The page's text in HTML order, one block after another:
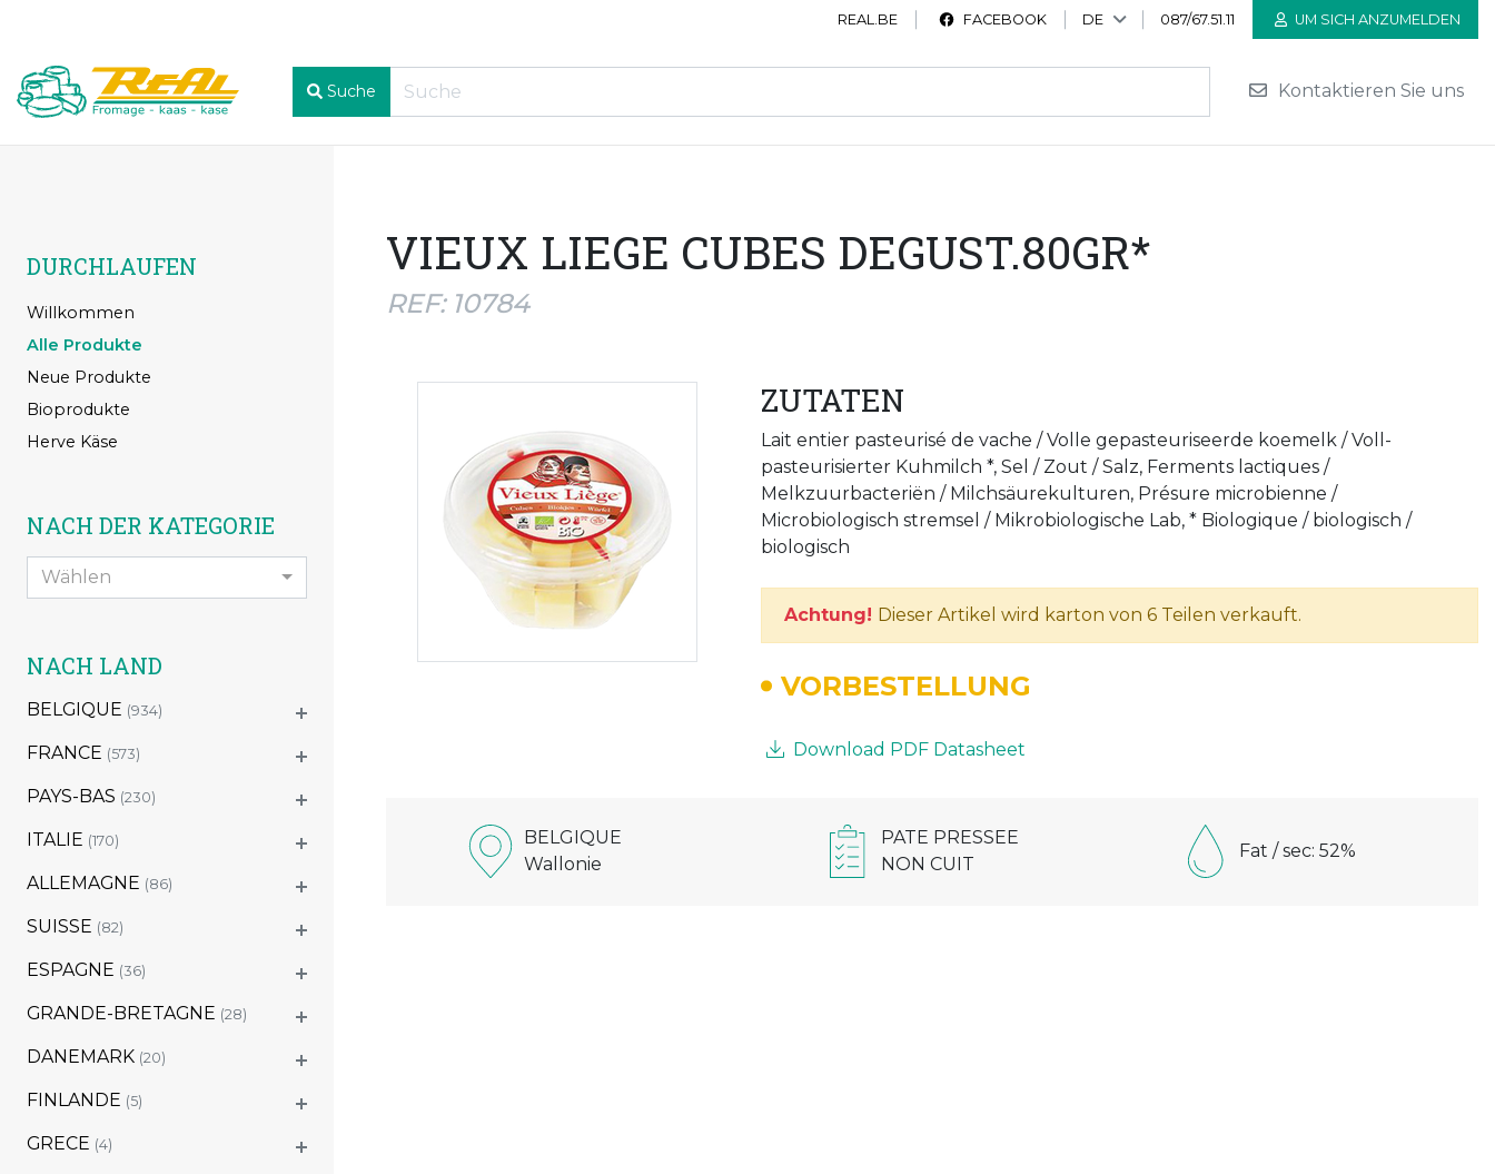
REAL.BE FACEBOOK DE 087/67.51.11 UM SICH ANZUMELDEN
Suche Kontaktieren Sie uns
DURCHLAUFEN
Willkommen
Alle Produkte
Neue Produkte
Bioprodukte
Herve Käse
NACH DER KATEGORIE
Wählen
NACH LAND
BELGIQUE (934)
FRANCE (573)
PAYS-BAS (230)
ITALIE (170)
ALLEMAGNE (86)
SUISSE (82)
ESPAGNE (36)
GRANDE-BRETAGNE (28)
DANEMARK (20)
FINLANDE (5)
GRECE (4)
VIEUX LIEGE CUBES DEGUST.80GR*
REF: 10784
ZUTATEN
Lait entier pasteurisé de vache / Volle gepasteuriseerde koemelk / Voll-
pasteurisierter Kuhmilch *, Sel / Zout / Salz, Ferments lactiques /
Melkzuurbacteriën / Milchsäurekulturen, Présure microbienne /
Microbiologisch stremsel / Mikrobiologische Lab, * Biologique / biologisch /
biologisch
Achtung! Dieser Artikel wird karton von 6 Teilen verkauft.
VORBESTELLUNG
Download PDF Datasheet
BELGIQUE
Wallonie
PATE PRESSEE
NON CUIT
Fat / sec: 52%